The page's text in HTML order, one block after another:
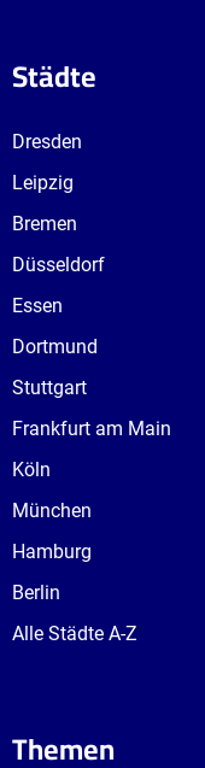
Städte
Dresden
Leipzig
Bremen
Düsseldorf
Essen
Dortmund
Stuttgart
Frankfurt am Main
Köln
München
Hamburg
Berlin
Alle Städte A-Z
Themen